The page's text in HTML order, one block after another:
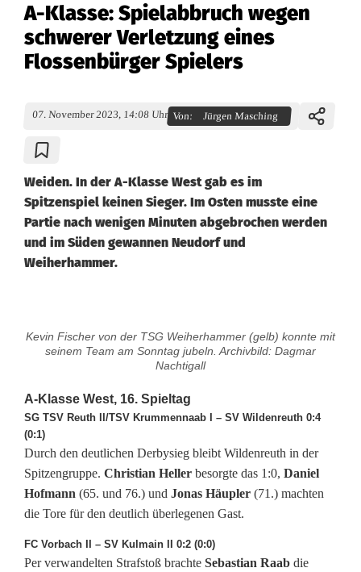
A-Klasse: Spielabbruch wegen
schwerer Verletzung eines
Flossenbürger Spielers
07. November 2023, 14:08 Uhr Von: Jürgen Masching
Weiden. In der A-Klasse West gab es im
Spitzenspiel keinen Sieger. Im Osten musste eine
Partie nach wenigen Minuten abgebrochen werden
und im Süden gewannen Neudorf und
Weiherhammer.
l
a
s
s
e
Kevin Fischer von der TSG Weiherhammer (gelb) konnte mit
seinem Team am Sonntag jubeln. Archivbild: Dagmar
Nachtigall
A-Klasse West, 16. Spieltag
SG TSV Reuth II/TSV Krummennaab I – SV Wildenreuth 0:4
(0:1)
Durch den deutlichen Derbysieg bleibt Wildenreuth in der
Spitzengruppe. Christian Heller besorgte das 1:0, Daniel
Hofmann (65. und 76.) und Jonas Häupler (71.) machten
die Tore für den deutlich überlegenen Gast.
FC Vorbach II – SV Kulmain II 0:2 (0:0)
Per verwandelten Strafstoß brachte Sebastian Raab die